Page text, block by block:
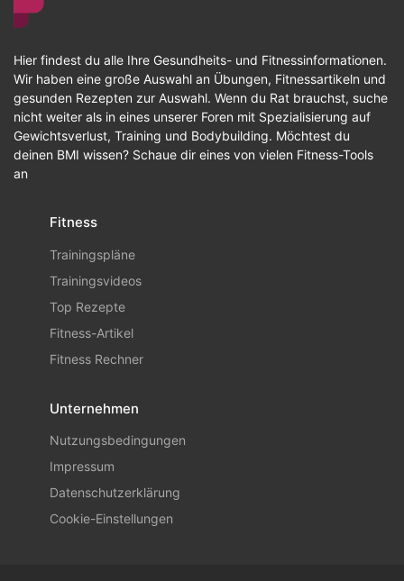
Hier findest du alle Ihre Gesundheits- und Fitnessinformationen.
Wir haben eine große Auswahl an Übungen, Fitnessartikeln und
gesunden Rezepten zur Auswahl. Wenn du Rat brauchst, suche
nicht weiter als in eines unserer Foren mit Spezialisierung auf
Gewichtsverlust, Training und Bodybuilding. Möchtest du
deinen BMI wissen? Schaue dir eines von vielen Fitness-Tools
an
Fitness
Trainingspläne
Trainingsvideos
Top Rezepte
Fitness-Artikel
Fitness Rechner
Unternehmen
Nutzungsbedingungen
Impressum
Datenschutzerklärung
Cookie-Einstellungen